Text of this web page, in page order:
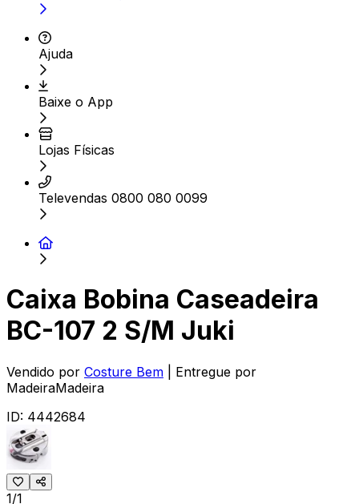
Ajuda
Baixe o App
Lojas Físicas
Televendas 0800 080 0099
Caixa Bobina Caseadeira
BC-107 2 S/M Juki
Vendido por Costure Bem
| Entregue por
MadeiraMadeira
ID: 4442684
1/1